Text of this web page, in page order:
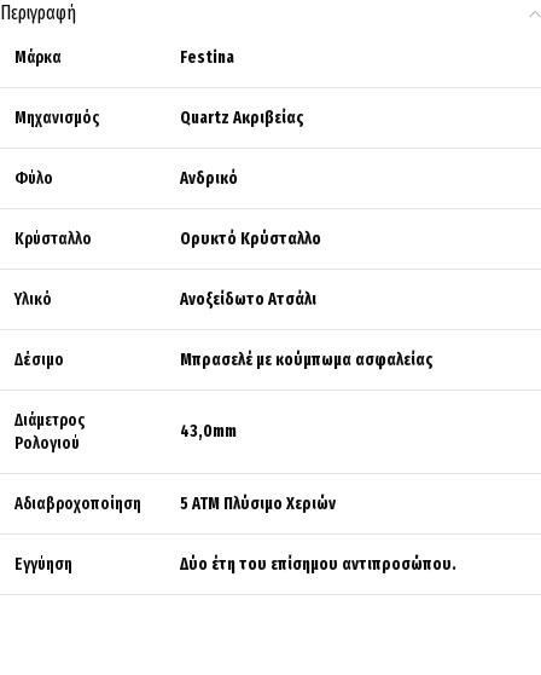
Περιγραφή
Μάρκα Festina
Μηχανισμός Quartz Ακριβείας
Φύλο Ανδρικό
Κρύσταλλο Ορυκτό Κρύσταλλο
Υλικό Ανοξείδωτο Ατσάλι
Δέσιμο Μπρασελέ με κούμπωμα ασφαλείας
Διάμετρος
Ρολογιού
43,0mm
Αδιαβροχοποίηση 5 ΑΤΜ Πλύσιμο Χεριών
Εγγύηση Δύο έτη του επίσημου αντιπροσώπου.